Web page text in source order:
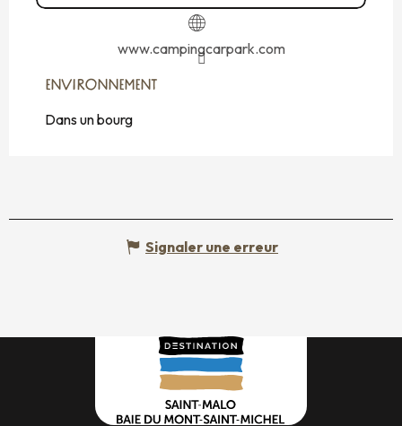
www.campingcarpark.com
ENVIRONNEMENT
ENVIRONNEMENT
Dans un bourg
Signaler une erreur